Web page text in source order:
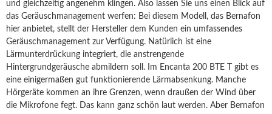
und gleichzeitig angenehm klingen. Also lassen Sie uns einen Blick auf
das Geräuschmanagement werfen: Bei diesem Modell, das Bernafon
hier anbietet, stellt der Hersteller dem Kunden ein umfassendes
Geräuschmanagement zur Verfügung. Natürlich ist eine
Lärmunterdrückung integriert, die anstrengende
Hintergrundgeräusche abmildern soll. Im Encanta 200 BTE T gibt es
eine einigermaßen gut funktionierende Lärmabsenkung. Manche
Hörgeräte kommen an ihre Grenzen, wenn draußen der Wind über
die Mikrofone fegt. Das kann ganz schön laut werden. Aber Bernafon